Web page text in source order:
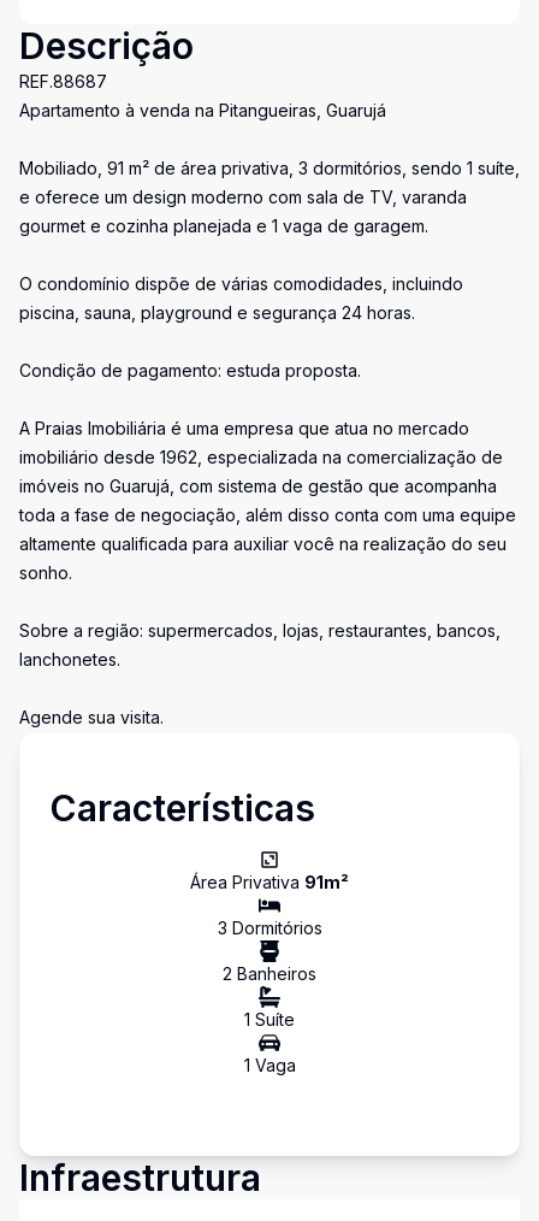
Descrição
REF.88687
Apartamento à venda na Pitangueiras, Guarujá
Mobiliado, 91 m² de área privativa, 3 dormitórios, sendo 1 suíte,
e oferece um design moderno com sala de TV, varanda
gourmet e cozinha planejada e 1 vaga de garagem.
O condomínio dispõe de várias comodidades, incluindo
piscina, sauna, playground e segurança 24 horas.
Condição de pagamento: estuda proposta.
A Praias Imobiliária é uma empresa que atua no mercado
imobiliário desde 1962, especializada na comercialização de
imóveis no Guarujá, com sistema de gestão que acompanha
toda a fase de negociação, além disso conta com uma equipe
altamente qualificada para auxiliar você na realização do seu
sonho.
Sobre a região: supermercados, lojas, restaurantes, bancos,
lanchonetes.
Agende sua visita.
Características
Área Privativa 91m²
3 Dormitórios
2 Banheiros
1 Suíte
1 Vaga
Infraestrutura